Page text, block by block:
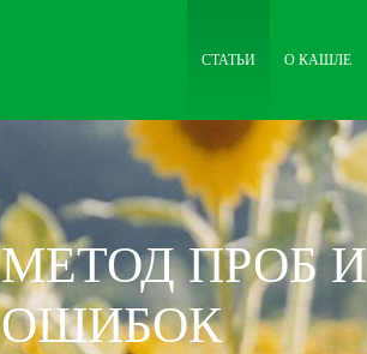
СТАТЬИ О КАШЛЕ
МЕТОД ПРОБ И
ОШИБОК